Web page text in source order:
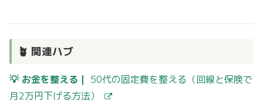
🪴 関連ハブ
💡 お金を整える｜ 50代の固定費を整える（回線と保険で
月2万円下げる方法）